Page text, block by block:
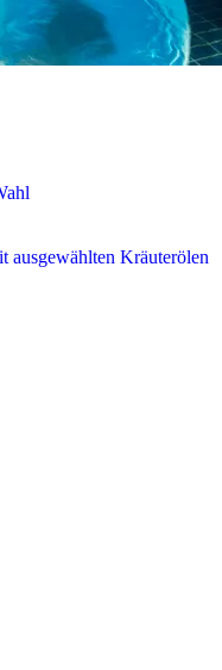
ausgewählten Kräuterölen